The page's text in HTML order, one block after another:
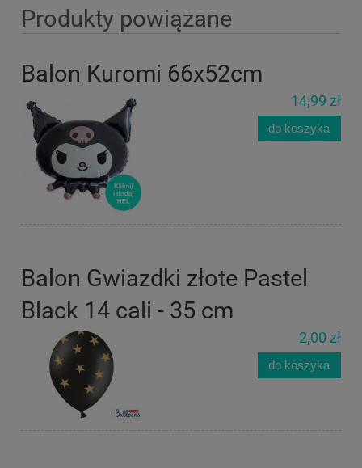
Produkty powiązane
Balon Kuromi 66x52cm
14,99 zł
do koszyka
Balon Gwiazdki złote Pastel
Black 14 cali - 35 cm
2,00 zł
do koszyka